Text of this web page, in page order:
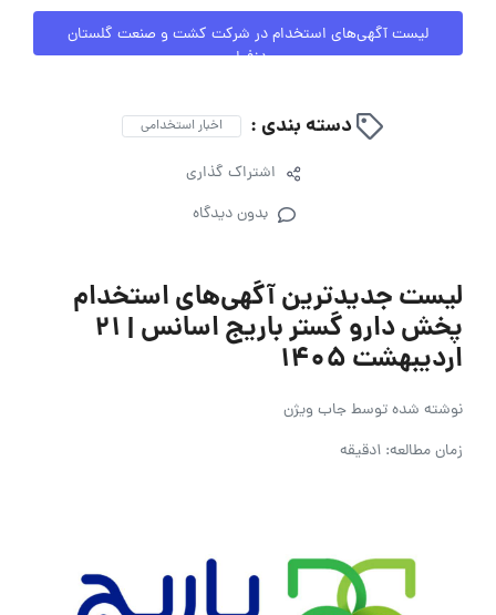
لیست آگهی‌های استخدام در شرکت کشت و صنعت گلستان
دزفول
دسته بندی : اخبار استخدامی
اشتراک گذاری
بدون دیدگاه
لیست جدیدترین آگهی‌های استخدام
پخش دارو گستر باریج اسانس | ۲۱
اردیبهشت ۱۴۰۵
نوشته شده توسطجاب ویژن
زمان مطالعه: 1دقیقه